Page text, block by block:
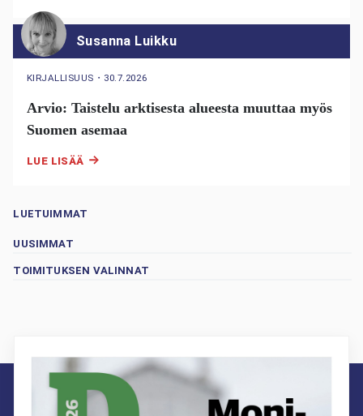
Susanna Luikku
KIRJALLISUUS ・ 30.7.2026
Arvio: Taistelu arktisesta alueesta muuttaa myös
Suomen asemaa
LUE LISÄÄ
LUETUIMMAT
UUSIMMAT
TOIMITUKSEN VALINNAT